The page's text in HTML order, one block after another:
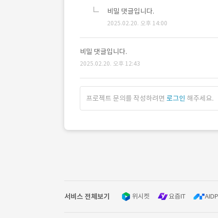
비밀 댓글입니다.
2025.02.20. 오후 14:00
비밀 댓글입니다.
2025.02.20. 오후 12:43
프로젝트 문의를 작성하려면 로그인 해주세요.
서비스 전체보기 위시켓 요즘IT